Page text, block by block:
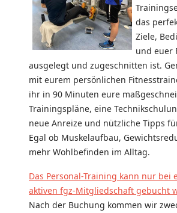
das
Ziele,
und euer
ausgelegt und zugeschnitten ist.
mit eurem persönlichen
ihr in 90 Minuten eure
Trainingspläne, eine
neue Anreize und nützliche Tipps
Egal ob Muskelaufbau,
mehr Wohlbefinden im Alltag.
Das Personal-Training kann nur bei
aktiven fgz-Mitgliedschaft gebucht
Nach der Buchung kommen wir